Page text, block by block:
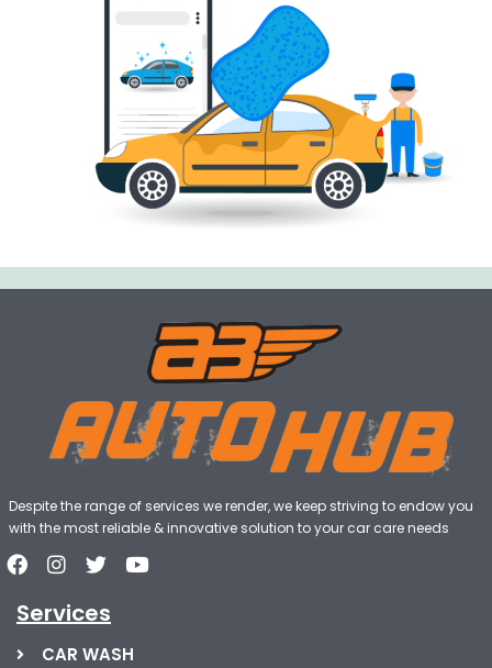
Despite the range of services we render, we keep striving to endow you
with the most reliable & innovative solution to your car care needs
Services
CAR WASH